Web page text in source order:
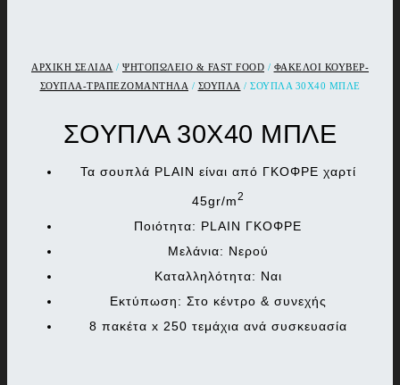
ΑΡΧΙΚΉ ΣΕΛΊΔΑ / ΨΗΤΟΠΩΛΕΙΟ & FAST FOOD / ΦΑΚΕΛΟΙ ΚΟΥΒΕΡ-
ΣΟΥΠΛΑ-ΤΡΑΠΕΖΟΜΑΝΤΗΛΑ / ΣΟΥΠΛΑ / ΣΟΥΠΛΑ 30Χ40 ΜΠΛΕ
ΣΟΥΠΛΑ 30Χ40 ΜΠΛΕ
Τα σουπλά PLAIN είναι από ΓΚΟΦΡΕ χαρτί
45gr/m2
Ποιότητα: PLAIN ΓΚΟΦΡΕ
Μελάνια: Νερού
Καταλληλότητα: Ναι
Εκτύπωση: Στο κέντρο & συνεχής
8 πακέτα x 250 τεμάχια ανά συσκευασία